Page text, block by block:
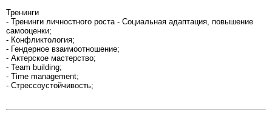
Тренинги
- Тренинги личностного роста - Социальная адаптация, повышение
самооценки;
- Конфликтология;
- Гендерное взаимоотношение;
- Актерское мастерство;
- Team building;
- Time management;
- Стрессоустойчивость;